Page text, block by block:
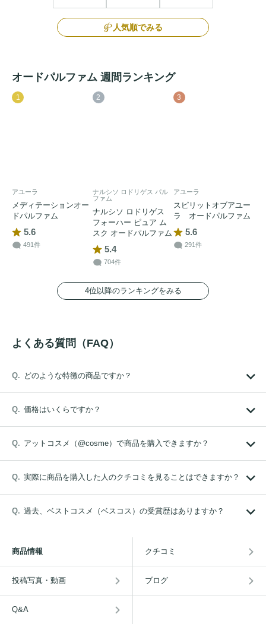
人気順でみる
オードパルファム 週間ランキング
1
アユーラ
メディテーションオー
ドパルファム
5.6
491件
2
ナルシソ ロドリゲス パル
ファム
ナルシソ ロドリゲス
フォーハー ピュア ム
スク オードパルファム
5.4
704件
3
アユーラ
スピリットオブアユー
ラ オードパルファム
5.6
291件
4位以降のランキングをみる
よくある質問（FAQ）
どのような特徴の商品ですか？
価格はいくらですか？
アットコスメ（@cosme）で商品を購入できますか？
実際に商品を購入した人のクチコミを見ることはできますか？
過去、ベストコスメ（ベスコス）の受賞歴はありますか？
商品情報 クチコミ
投稿写真・動画 ブログ
Q&A